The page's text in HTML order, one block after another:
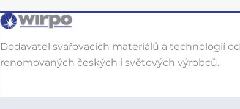
Dodavatel svařovacích materiálů a technologií od
renomovaných českých i světových výrobců.